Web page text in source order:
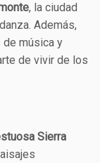
, la ciudad
Además,
música y
de vivir de los
Sierra